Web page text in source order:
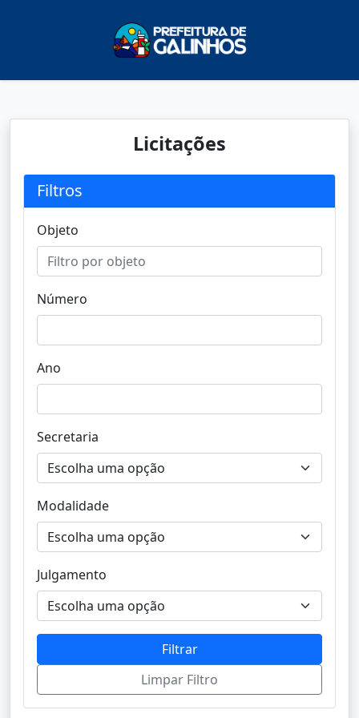
Licitações
Filtros
Objeto
Número
Ano
Secretaria
Modalidade
Julgamento
Filtrar
Limpar Filtro